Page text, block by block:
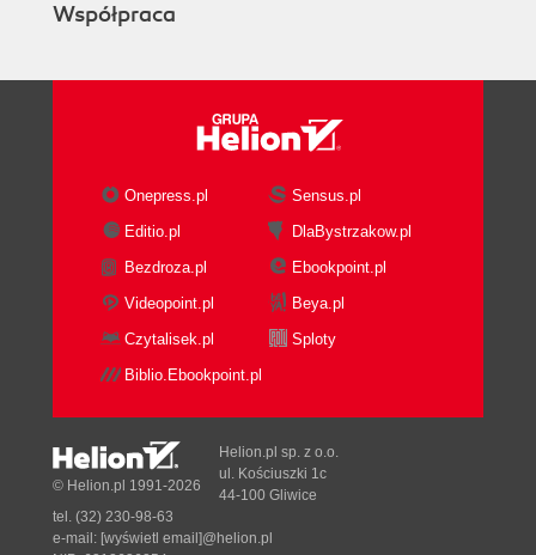
Współpraca
Onepress.pl
Sensus.pl
Editio.pl
DlaBystrzakow.pl
Bezdroza.pl
Ebookpoint.pl
Videopoint.pl
Beya.pl
Czytalisek.pl
Sploty
Biblio.Ebookpoint.pl
© Helion.pl 1991-2026
Helion.pl sp. z o.o.
ul. Kościuszki 1c
44-100 Gliwice
tel. (32) 230-98-63
e-mail: [wyświetl email]@helion.pl